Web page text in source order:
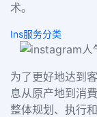
术。
Ins服务分类
为了更好地达到
息从原产地到消
整体规划、执行